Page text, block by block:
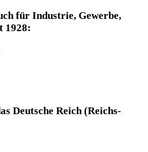
für Industrie, Gewerbe,
1928:
Deutsche Reich (Reichs-